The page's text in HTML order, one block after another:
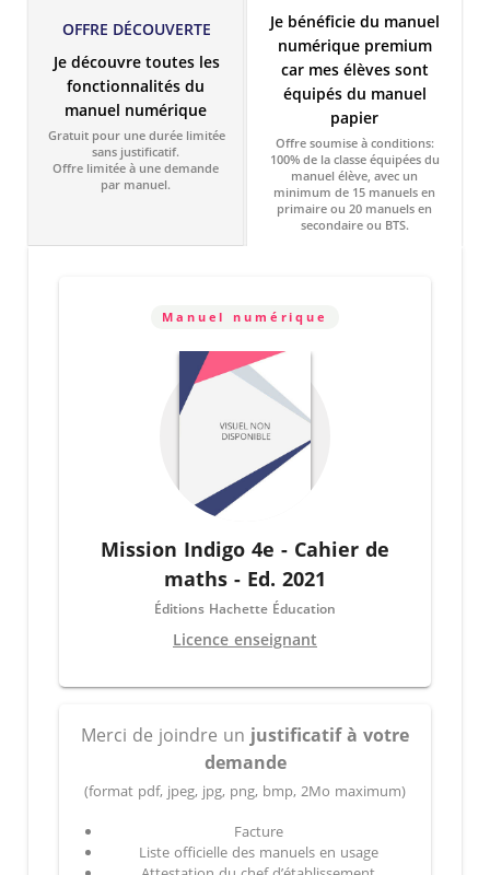
OFFRE DÉCOUVERTE
Je découvre toutes les
fonctionnalités du
manuel numérique
Gratuit pour une durée limitée
sans justificatif.
Offre limitée à une demande
par manuel.
Je bénéficie du manuel
numérique premium
car mes élèves sont
équipés du manuel
papier
Offre soumise à conditions:
100% de la classe équipées du
manuel élève, avec un
minimum de 15 manuels en
primaire ou 20 manuels en
secondaire ou BTS.
Manuel numérique
Mission Indigo 4e - Cahier de
maths - Ed. 2021
Éditions Hachette Éducation
Licence enseignant
Merci de joindre un justificatif à votre
demande
(format pdf, jpeg, jpg, png, bmp, 2Mo maximum)
Facture
Liste officielle des manuels en usage